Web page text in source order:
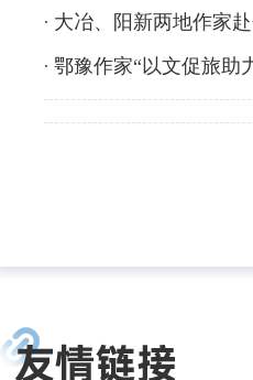
大冶、阳新两地作家
鄂豫作家“以文促旅助